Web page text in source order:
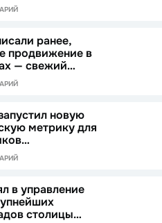
ранее,
продвижение в
— свежий…
новую
метрику для
в управление
столицы…